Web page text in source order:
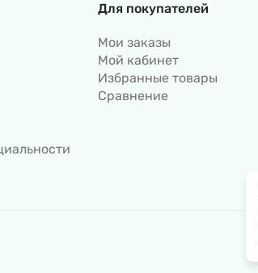
Для покупателей
Мои заказы
Мой кабинет
Избранные товары
Сравнение